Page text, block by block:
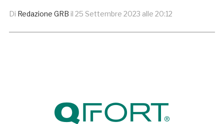
Di Redazione GRB il 25 Settembre 2023 alle 20:12